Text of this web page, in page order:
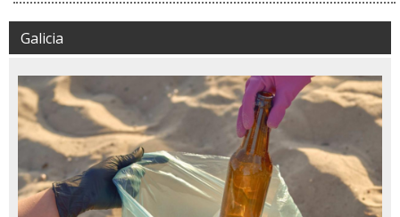
Galicia